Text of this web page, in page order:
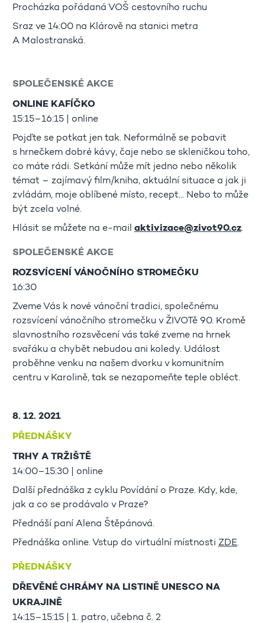
Procházka pořádaná VOŠ cestovního ruchu
Sraz ve 14:00 na Klárově na stanici metra
A Malostranská.
SPOLEČENSKÉ AKCE
ONLINE KAFÍČKO
15:15–16:15 | online
Pojďte se potkat jen tak. Neformálně se pobavit
s hrnečkem dobré kávy, čaje nebo se skleničkou toho,
co máte rádi. Setkání může mít jedno nebo několik
témat – zajímavý film/kniha, aktuální situace a jak ji
zvládám, moje oblíbené místo, recept... Nebo to může
být zcela volné.
Hlásit se můžete na e-mail aktivizace@zivot90.cz.
SPOLEČENSKÉ AKCE
ROZSVÍCENÍ VÁNOČNÍHO STROMEČKU
16:30
Zveme Vás k nové vánoční tradici, společnému
rozsvícení vánočního stromečku v ŽIVOTě 90. Kromě
slavnostního rozsvěcení vás také zveme na hrnek
svařáku a chybět nebudou ani koledy. Událost
proběhne venku na našem dvorku v komunitním
centru v Karolině, tak se nezapomeňte teple obléct.
8. 12. 2021
PŘEDNÁŠKY
TRHY A TRŽIŠTĚ
14:00–15:30 | online
Další přednáška z cyklu Povídání o Praze. Kdy, kde,
jak a co se prodávalo v Praze?
Přednáší paní Alena Štěpánová.
Přednáška online. Vstup do virtuální místnosti ZDE.
PŘEDNÁŠKY
DŘEVĚNÉ CHRÁMY NA LISTINĚ UNESCO NA
UKRAJINĚ
14:15–15:15 | 1. patro, učebna č. 2